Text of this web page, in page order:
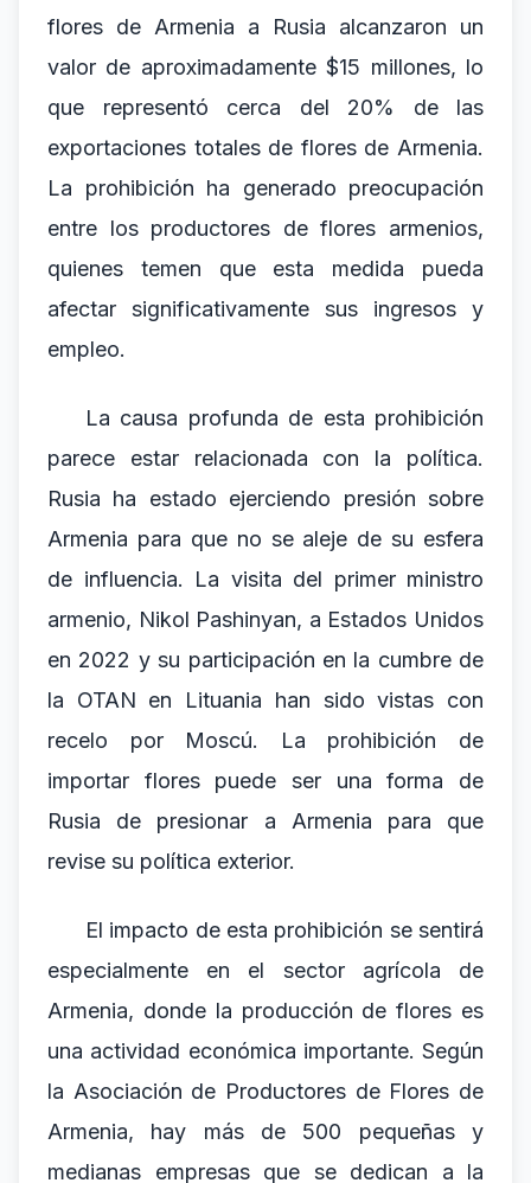
flores de Armenia a Rusia alcanzaron un
valor de aproximadamente $15 millones, lo
que representó cerca del 20% de las
exportaciones totales de flores de Armenia.
La prohibición ha generado preocupación
entre los productores de flores armenios,
quienes temen que esta medida pueda
afectar significativamente sus ingresos y
empleo.
La causa profunda de esta prohibición
parece estar relacionada con la política.
Rusia ha estado ejerciendo presión sobre
Armenia para que no se aleje de su esfera
de influencia. La visita del primer ministro
armenio, Nikol Pashinyan, a Estados Unidos
en 2022 y su participación en la cumbre de
la OTAN en Lituania han sido vistas con
recelo por Moscú. La prohibición de
importar flores puede ser una forma de
Rusia de presionar a Armenia para que
revise su política exterior.
El impacto de esta prohibición se sentirá
especialmente en el sector agrícola de
Armenia, donde la producción de flores es
una actividad económica importante. Según
la Asociación de Productores de Flores de
Armenia, hay más de 500 pequeñas y
medianas empresas que se dedican a la